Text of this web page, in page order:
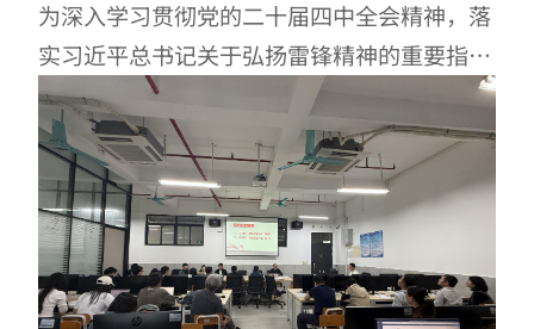
机学院开展学雷锋敬老志愿服
务活动
为深入学习贯彻党的二十届四中全会精神，落
实习近平总书记关于弘扬雷锋精神的重要指
示，切实解决老年群体陪伴需求与数字鸿沟问
题，在2026年学雷锋行动月之际，广州应用
科技学院计算机学院团委组织2024级物联网
工程（1）...